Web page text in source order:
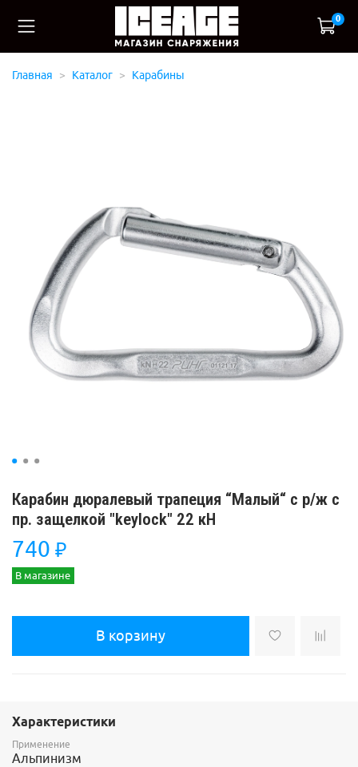
0
Главная Каталог Карабины
Карабин дюралевый трапеция “Малый“ с р/ж с
пр. защелкой "keylock" 22 кН
740 ₽
В магазине
В корзину
Характеристики
Применение
Альпинизм